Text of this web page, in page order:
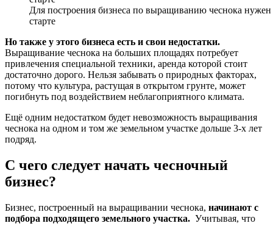
Для построения бизнеса по выращиванию чеснока
старте
Но также у этого бизнеса есть и свои недостатки.
Выращивание чеснока на больших площадях потребует
привлечения специальной техники, аренда которой стоит
достаточно дорого. Нельзя забывать о природных факторах,
потому что культура, растущая в открытом грунте, может
погибнуть под воздействием неблагоприятного климата.
Ещё одним недостатком будет невозможность выращивания
чеснока на одном и том же земельном участке дольше 3-х лет
подряд.
С чего следует начать чесночный
бизнес?
Бизнес, построенный на выращивании чеснока, начинают с
подбора подходящего земельного участка. Учитывая, что